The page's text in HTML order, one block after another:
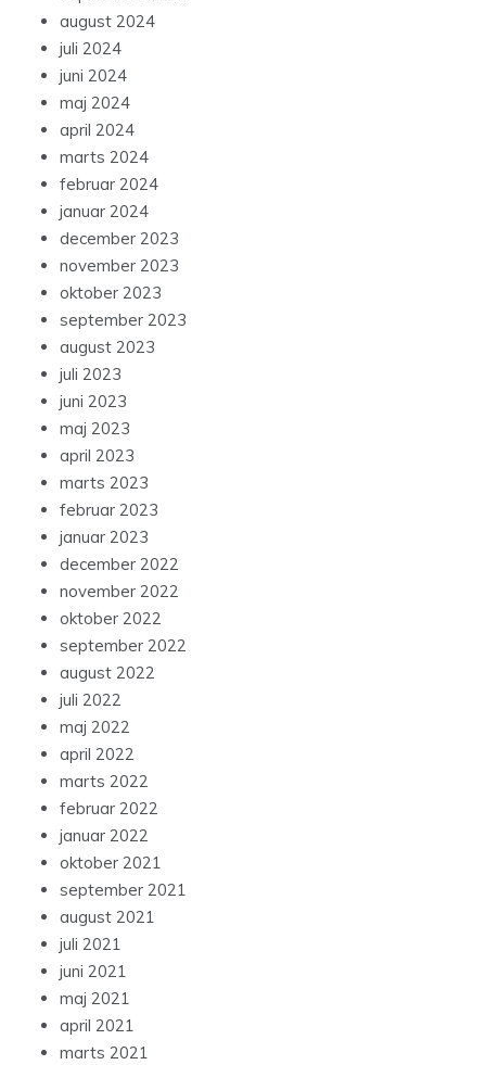
august 2024
juli 2024
juni 2024
maj 2024
april 2024
marts 2024
februar 2024
januar 2024
december 2023
november 2023
oktober 2023
september 2023
august 2023
juli 2023
juni 2023
maj 2023
april 2023
marts 2023
februar 2023
januar 2023
december 2022
november 2022
oktober 2022
september 2022
august 2022
juli 2022
maj 2022
april 2022
marts 2022
februar 2022
januar 2022
oktober 2021
september 2021
august 2021
juli 2021
juni 2021
maj 2021
april 2021
marts 2021